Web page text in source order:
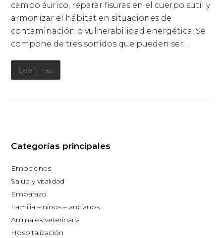
campo áurico, reparar fisuras en el cuerpo sutil y
armonizar el hábitat en situaciones de
contaminación o vulnerabilidad energética. Se
compone de tres sonidos que pueden ser…
Leer más
Categorías principales
Emociones
Salud y vitalidad
Embarazo
Familia – niños – ancianos
Animales veterinaria
Hospitalización